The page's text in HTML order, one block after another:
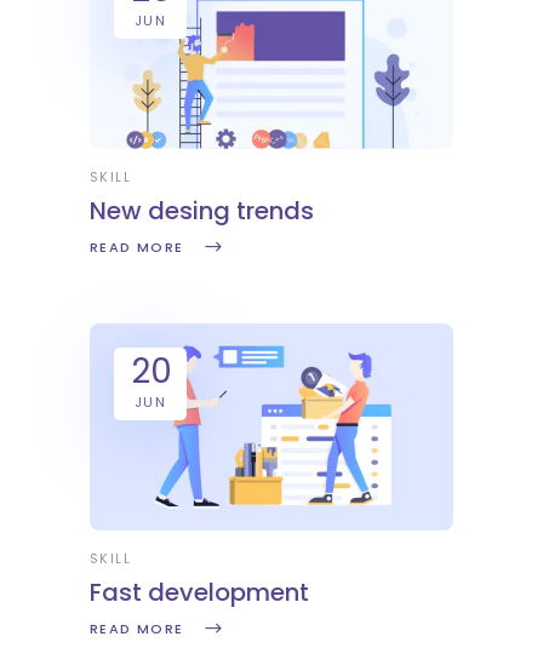
JUN
SKILL
New desing trends
READ MORE
20
JUN
SKILL
Fast development
READ MORE